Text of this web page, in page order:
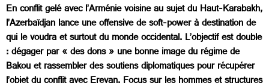
En conflit gelé avec l’Arménie voisine au sujet du Haut-Karabakh,
l’Azerbaïdjan lance une offensive de soft-power à destination de
qui le voudra et surtout du monde occidental. L’objectif est double
: dégager par « des dons » une bonne image du régime de
Bakou et rassembler des soutiens diplomatiques pour récupérer